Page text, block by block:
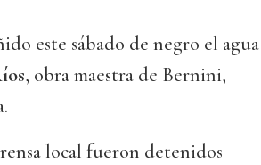
este sábado de negro el agua
, obra maestra de Bernini,
local fueron detenidos